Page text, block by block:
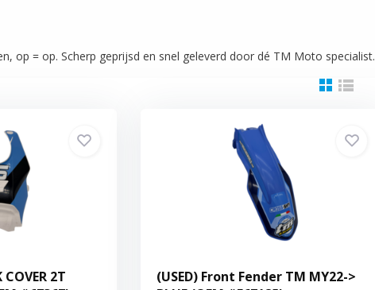
op = op. Scherp geprijsd en snel geleverd door dé TM Moto specialist.
COVER 2T
(USED) Front Fender TM MY22->